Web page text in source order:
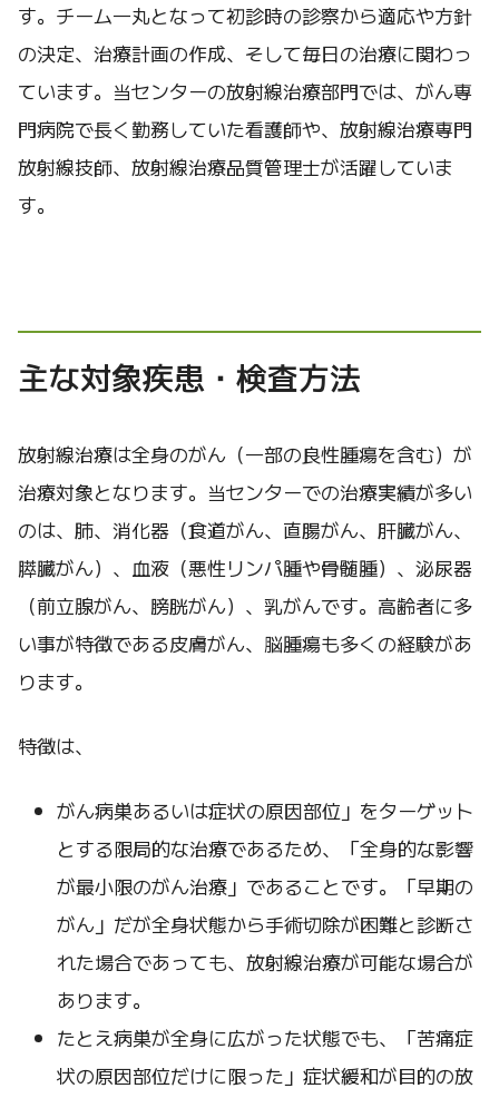
す。チーム一丸となって初診時の診察から適応や方針
の決定、治療計画の作成、そして毎日の治療に関わっ
ています。当センターの放射線治療部門では、がん専
門病院で長く勤務していた看護師や、放射線治療専門
放射線技師、放射線治療品質管理士が活躍していま
す。
主な対象疾患・検査方法
放射線治療は全身のがん（一部の良性腫瘍を含む）が
治療対象となります。当センターでの治療実績が多い
のは、肺、消化器（食道がん、直腸がん、肝臓がん、
膵臓がん）、血液（悪性リンパ腫や骨髄腫）、泌尿器
（前立腺がん、膀胱がん）、乳がんです。高齢者に多
い事が特徴である皮膚がん、脳腫瘍も多くの経験があ
ります。
特徴は、
がん病巣あるいは症状の原因部位」をターゲット
とする限局的な治療であるため、「全身的な影響
が最小限のがん治療」であることです。「早期の
がん」だが全身状態から手術切除が困難と診断さ
れた場合であっても、放射線治療が可能な場合が
あります。
たとえ病巣が全身に広がった状態でも、「苦痛症
状の原因部位だけに限った」症状緩和が目的の放